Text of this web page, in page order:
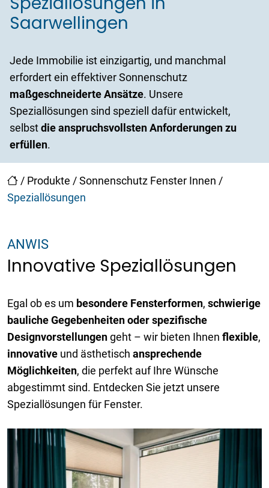
/ Produkte /Sonnenschutz Fenster Innen /
Speziallösungen
Saarwellingen
Jede Immobilie ist einzigartig, und manchmal
erfordert ein effektiver Sonnenschutz
maßgeschneiderte Ansätze. Unsere
Speziallösungen sind speziell dafür entwickelt,
selbstdie anspruchsvollsten Anforderungen zu
erfüllen.
ANWIS
Innovative Speziallösungen
Egal ob es um besondere Fensterformen, schwierige
bauliche Gegebenheiten oder spezifische
Designvorstellungengeht – wir bieten Ihnen flexible,
innovative und ästhetisch ansprechende
Möglichkeiten, die perfekt auf Ihre Wünsche
abgestimmt sind. Entdecken Sie jetzt unsere
Speziallösungen für Fenster.